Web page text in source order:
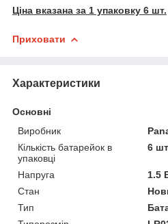
Ціна вказана за 1 упаковку 6 шт.
Приховати
Характеристики
Основні
Виробник
Кількість батарейок в
упаковці
6
Напруга
1.5
Стан
Тип